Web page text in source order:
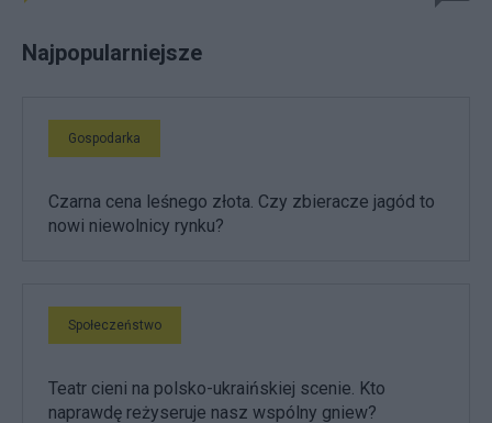
Najpopularniejsze
Gospodarka
Czarna cena leśnego złota. Czy zbieracze jagód to
nowi niewolnicy rynku?
Społeczeństwo
Teatr cieni na polsko-ukraińskiej scenie. Kto
naprawdę reżyseruje nasz wspólny gniew?